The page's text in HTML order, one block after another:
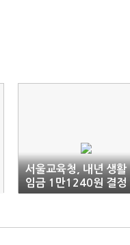
서울교육청, 내년 생활
임금 1만1240원 결정